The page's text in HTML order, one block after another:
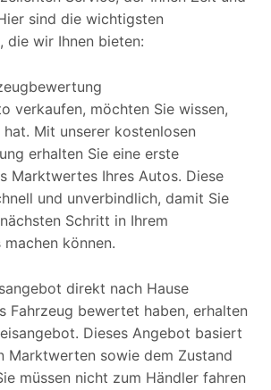
sind die wichtigsten
die wir Ihnen bieten:
verkaufen, möchten Sie wissen,
Mit unserer kostenlosen
erhalten Sie eine erste
Marktwertes Ihres Autos. Diese
und unverbindlich, damit Sie
Schritt in Ihrem
können.
direkt nach Hause
Fahrzeug bewertet haben, erhalten
Dieses Angebot basiert
Marktwerten sowie dem Zustand
müssen nicht zum Händler fahren